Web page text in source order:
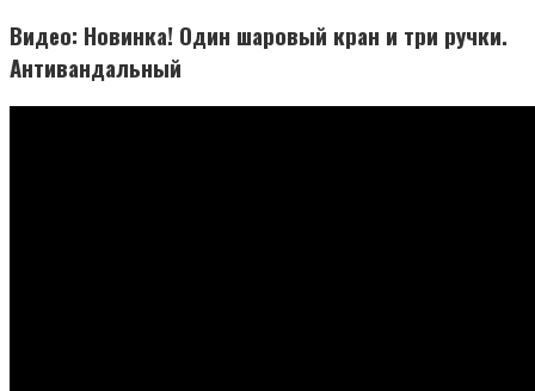
Видео: Новинка! Один шаровый кран и три ручки.
Антивандальный